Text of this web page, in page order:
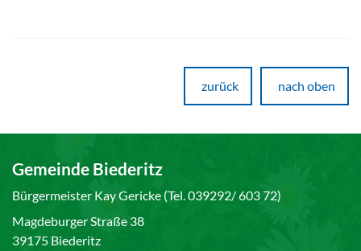
zurück nach oben
Gemeinde Biederitz
Bürgermeister Kay Gericke (Tel. 039292/ 603 72)
Magdeburger Straße 38
39175 Biederitz